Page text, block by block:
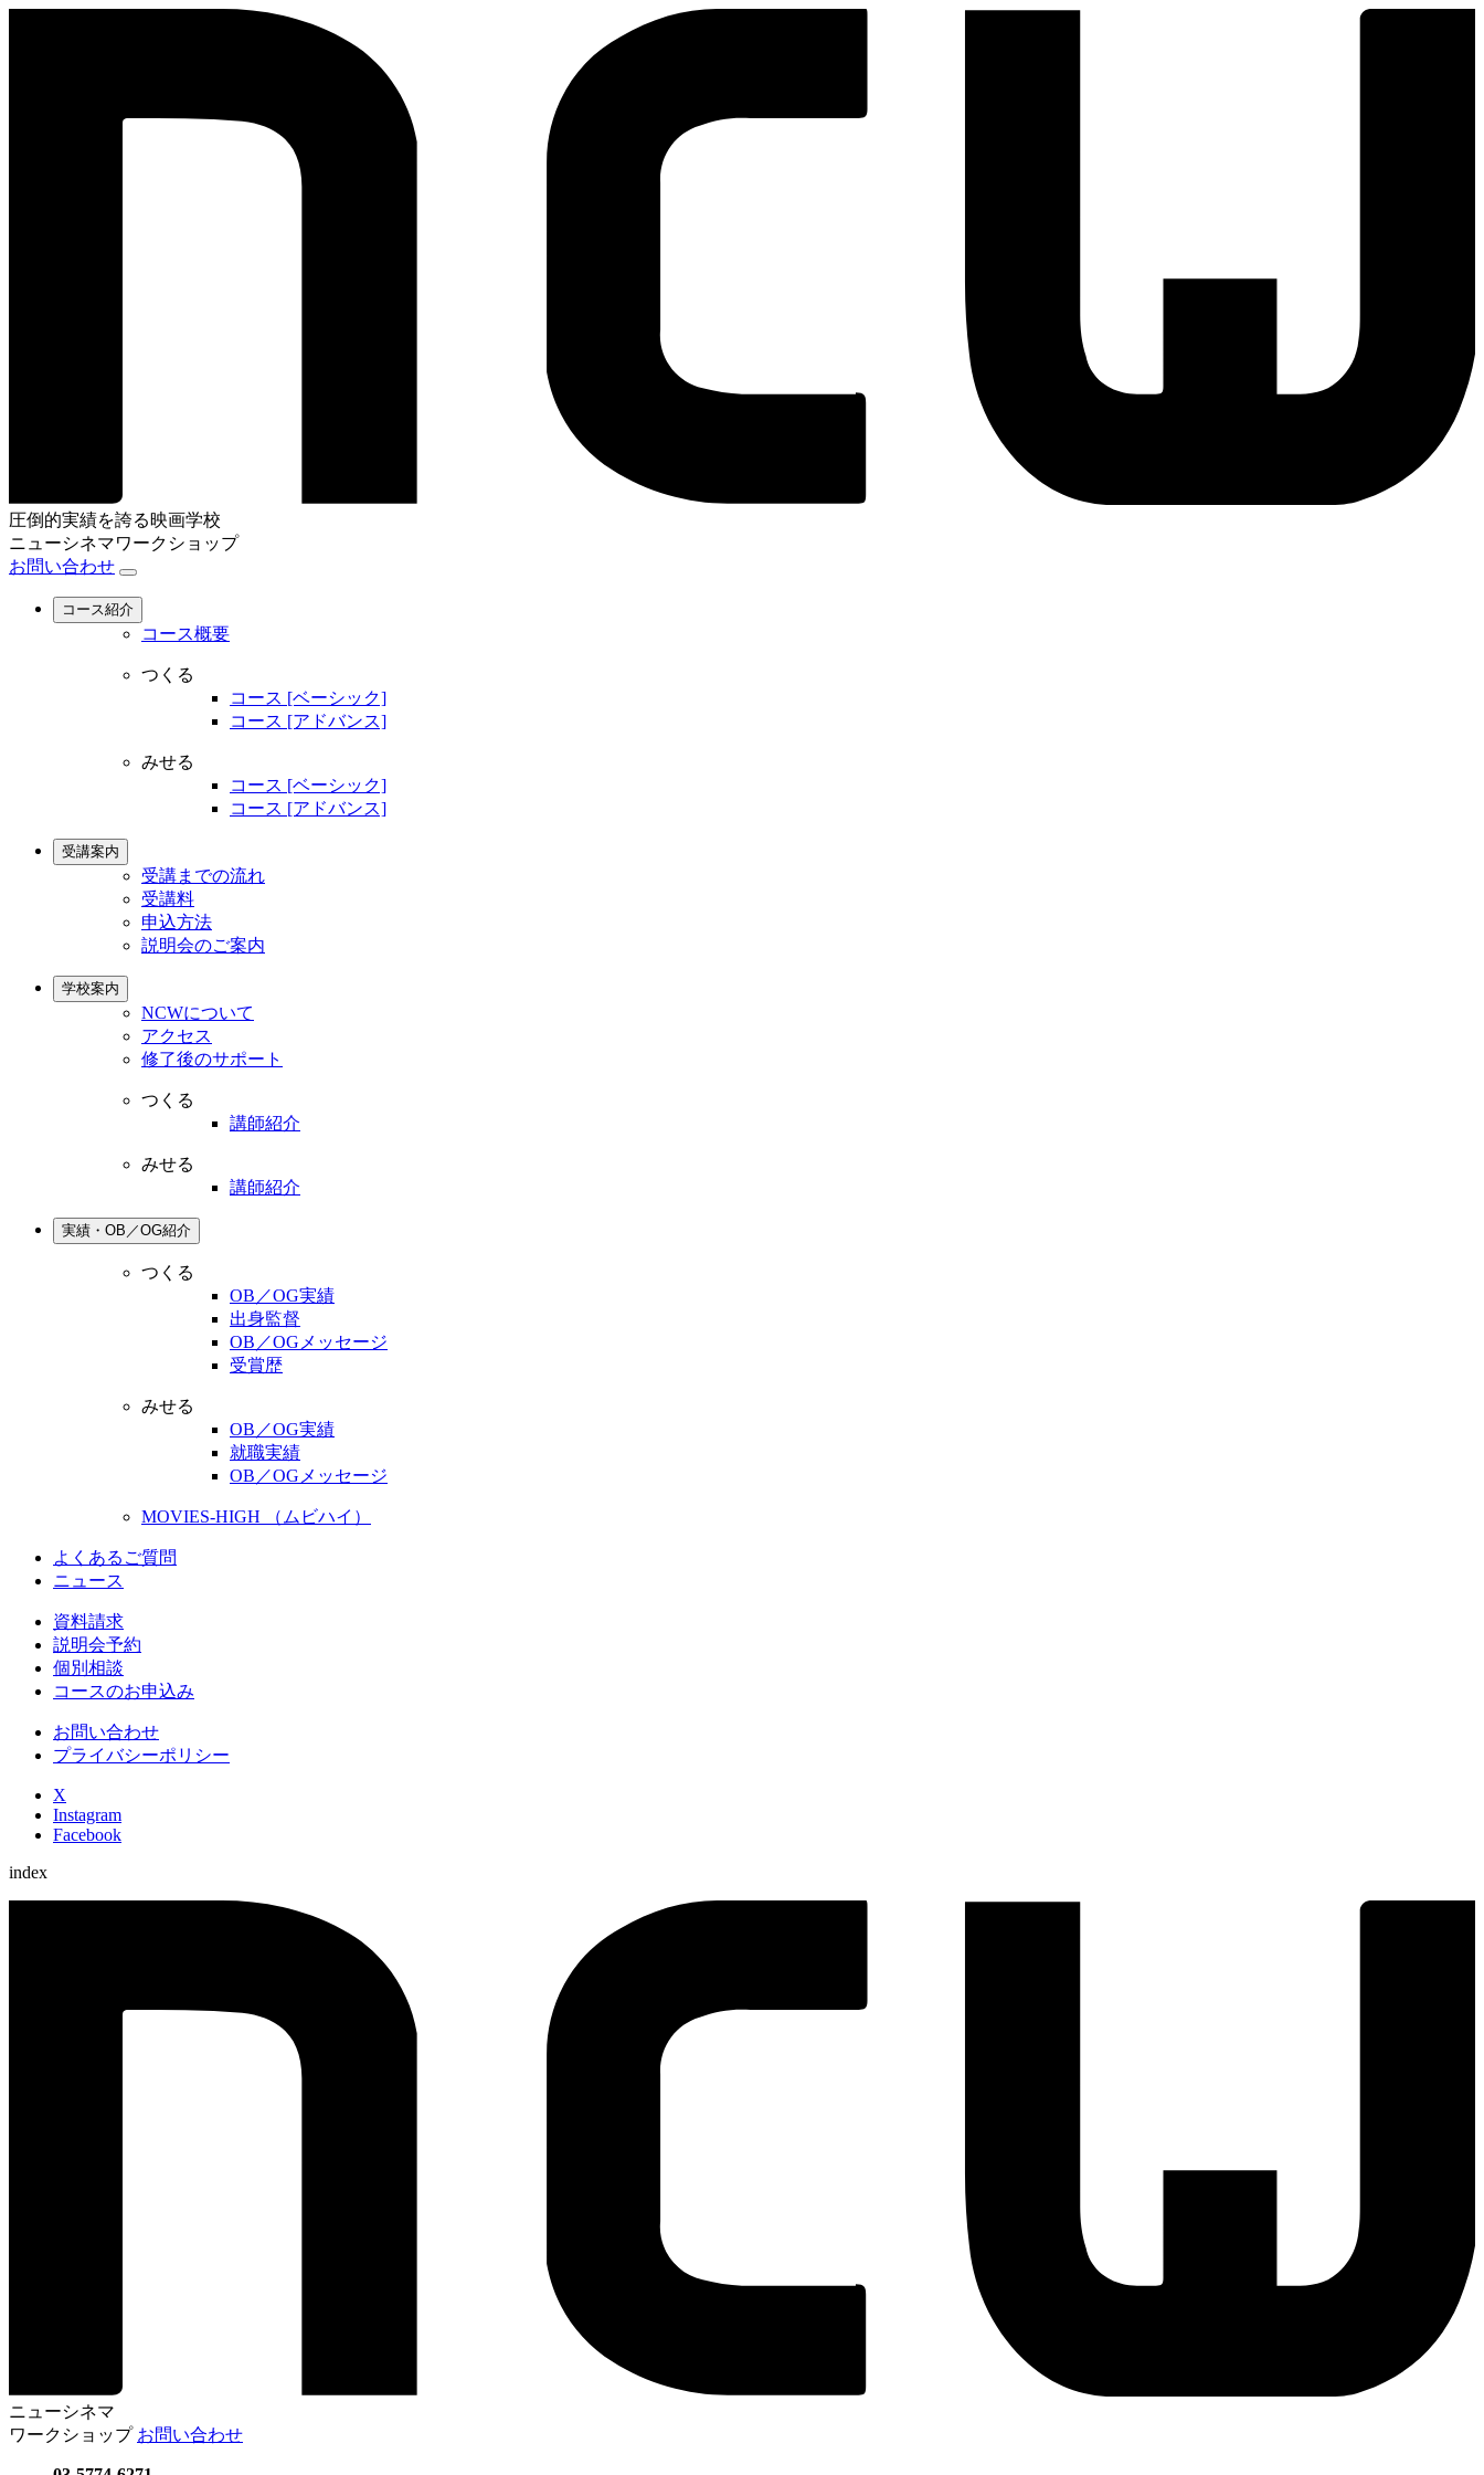
圧倒的実績を誇る映画学校
ニューシネマワークショップ
お問い合わせ
コース紹介
コース概要
つくる
コース [ベーシック]
コース [アドバンス]
みせる
コース [ベーシック]
コース [アドバンス]
受講案内
受講までの流れ
受講料
申込方法
説明会のご案内
学校案内
NCWについて
アクセス
修了後のサポート
つくる
講師紹介
みせる
講師紹介
実績・OB／OG紹介
つくる
OB／OG実績
出身監督
OB／OGメッセージ
受賞歴
みせる
OB／OG実績
就職実績
OB／OGメッセージ
MOVIES-HIGH （ムビハイ）
よくあるご質問
ニュース
資料請求
説明会予約
個別相談
コースのお申込み
お問い合わせ
プライバシーポリシー
X
Instagram
Facebook
index
ニューシネマ
ワークショップ お問い合わせ